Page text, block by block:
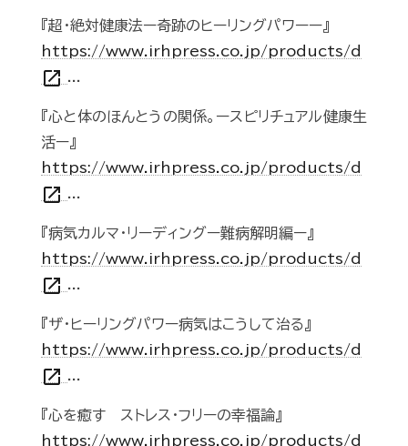
『超・絶対健康法ー奇跡のヒーリングパワーー』
https://www.irhpress.co.jp/products/d
open_in_new ...
『心と体のほんとうの関係。ースピリチュアル健康生
活ー』
https://www.irhpress.co.jp/products/d
open_in_new ...
『病気カルマ・リーディングー難病解明編ー』
https://www.irhpress.co.jp/products/d
open_in_new ...
『ザ・ヒーリングパワー病気はこうして治る』
https://www.irhpress.co.jp/products/d
open_in_new ...
『心を癒す ストレス・フリーの幸福論』
https://www.irhpress.co.jp/products/d